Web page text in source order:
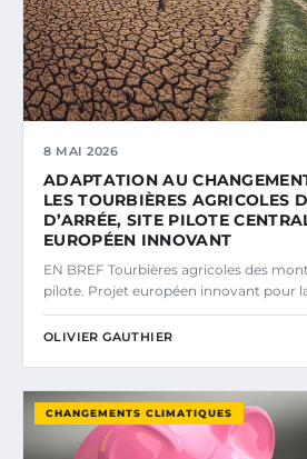
8 MAI 2026
ADAPTATION AU
LES TOURBIÈRES AGRICOLES
D’ARRÉE, SITE PILOTE
EUROPÉEN INNOVANT
EN BREF Tourbières agricoles des
pilote. Projet européen innovant pour
OLIVIER GAUTHIER
CHANGEMENTS CLIMATIQUES